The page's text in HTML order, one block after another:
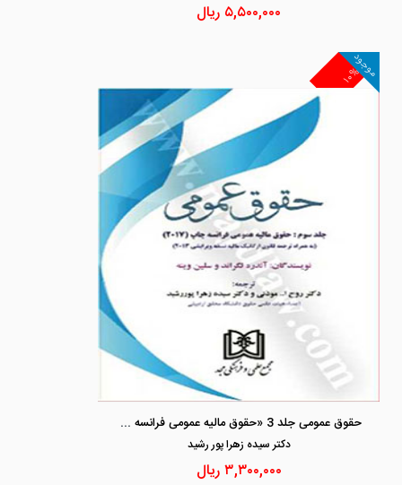
۵,۵۰۰,۰۰۰ ریال
۱۰%
موجود
حقوق عمومی جلد 3 «حقوق مالیه عمومی فرانسه چاپ 2017» (به همراه ترجمه قانون ارگانیک مالیه نسخه ویرایشی2013)
دكتر سيده زهرا پور رشيد
۳,۳۰۰,۰۰۰ریال